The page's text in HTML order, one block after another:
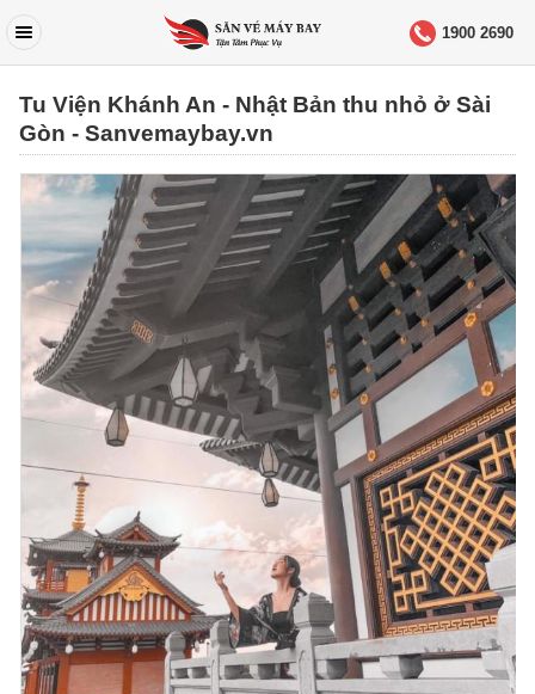
1900 2690
Tu Viện Khánh An - Nhật Bản thu nhỏ ở Sài
Gòn - Sanvemaybay.vn